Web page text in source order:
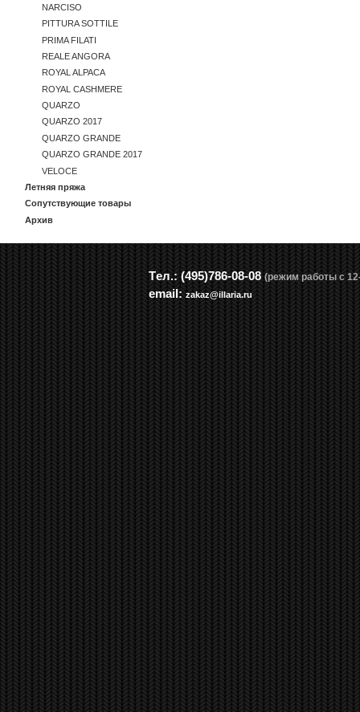
NARCISO
PITTURA SOTTILE
PRIMA FILATI
REALE ANGORA
ROYAL ALPACA
ROYAL CASHMERE
QUARZO
QUARZO 2017
QUARZO GRANDE
QUARZO GRANDE 2017
VELOCE
Летняя пряжа
Сопутствующие товары
Архив
Tел.: (495)786-08-08 (режим работы с
email: zakaz@illaria.ru